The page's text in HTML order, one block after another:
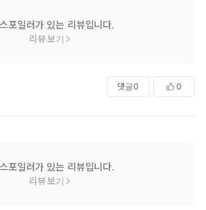
않는 데다, 의료진과 개별적으로 만나는
최소한의 인원이 최소한의 용무를 위해 그
다고 한다. 소문이 워낙 흉흉해 거의 모
고 두려워했으며 말조차 꺼내기를 꺼렸다.
베일에 싸인 환자의 비밀을 파헤치는 과
은 무엇이었을까?
스포일러가 있는 리뷰입니다.
리뷰 보기
댓글0 0
스포일러가 있는 리뷰입니다.
리뷰 보기